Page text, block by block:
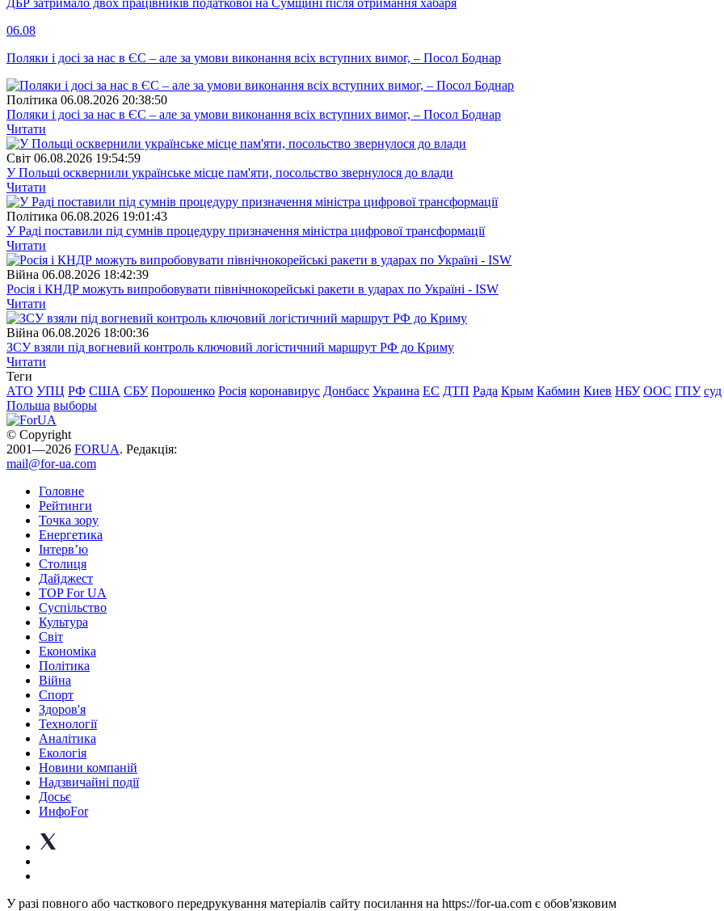
06.08
Поляки і досі за нас в ЄС – але за умови виконання всіх вступних вимог, – Посол Боднар
Полiтика 06.08.2026 20:38:50
Поляки і досі за нас в ЄС – але за умови виконання всіх вступних вимог, – Посол Боднар
Читати
Свiт 06.08.2026 19:54:59
У Польщі осквернили українське місце пам'яти, посольство звернулося до влади
Читати
Полiтика 06.08.2026 19:01:43
У Раді поставили під сумнів процедуру призначення міністра цифрової трансформації
Читати
Війна 06.08.2026 18:42:39
Росія і КНДР можуть випробовувати північнокорейські ракети в ударах по Україні - ISW
Читати
Війна 06.08.2026 18:00:36
ЗСУ взяли під вогневий контроль ключовий логістичний маршрут РФ до Криму
Читати
Теги
АТО УПЦ РФ США СБУ Порошенко Росія коронавирус Донбасс Украина ЕС ДТП Рада Крым Кабмин Киев НБУ ООС ГПУ суд
Польша выборы
© Copyright
2001—2026 FORUA. Редакція:
mail@for-ua.com
Головне
Рейтинги
Точка зору
Енергетика
Інтерв’ю
Столиця
Дайджест
TOP For UA
Суспiльство
Культура
Світ
Економіка
Політика
Війна
Спорт
Здоров'я
Технології
Аналітика
Екологія
Новини компаній
Надзвичайні події
Досьє
ИнфоFor
У разі повного або часткового передрукування матеріалів сайту посилання на https://for-ua.com є обов'язковим